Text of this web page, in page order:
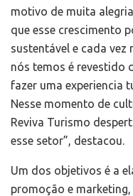
motivo de muita
que esse crescimento
sustentável e cada
nós temos é revestido
fazer uma experiencia
Nesse momento de
Reviva Turismo
esse setor”, destacou.
Um dos objetivos é a
promoção e